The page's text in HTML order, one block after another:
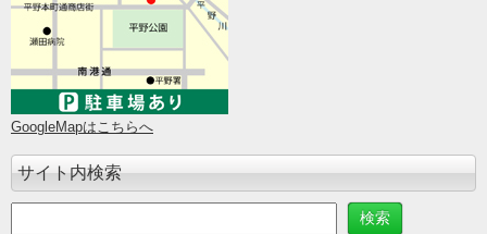
GoogleMapはこちらへ
サイト内検索